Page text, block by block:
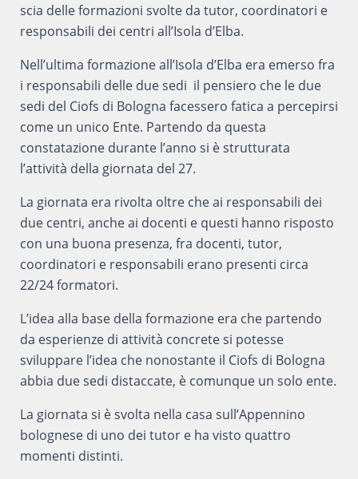
scia delle formazioni svolte da tutor, coordinatori e
responsabili dei centri all’Isola d’Elba.
Nell’ultima formazione all’Isola d’Elba era emerso fra
i responsabili delle due sedi il pensiero che le due
sedi del Ciofs di Bologna facessero fatica a percepirsi
come un unico Ente. Partendo da questa
constatazione durante l’anno si è strutturata
l’attività della giornata del 27.
La giornata era rivolta oltre che ai responsabili dei
due centri, anche ai docenti e questi hanno risposto
con una buona presenza, fra docenti, tutor,
coordinatori e responsabili erano presenti circa
22/24 formatori.
L’idea alla base della formazione era che partendo
da esperienze di attività concrete si potesse
sviluppare l’idea che nonostante il Ciofs di Bologna
abbia due sedi distaccate, è comunque un solo ente.
La giornata si è svolta nella casa sull’Appennino
bolognese di uno dei tutor e ha visto quattro
momenti distinti.